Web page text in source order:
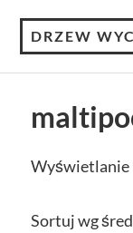
DRZEW
Wyświetlanie
Sortuj wg